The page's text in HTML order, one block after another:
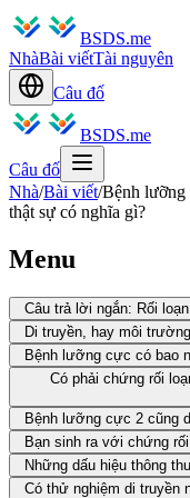
BSDS.me
NhàBài viếtTài nguyên
Câu đố
BSDS.me
Câu đố
Nhà/Bài viết/Bệnh lưỡng
thật sự có nghĩa gì?
Menu
Câu trả lời ngắn: Rối
Di truyền, hay môi
Bệnh lưỡng cực có bao
Có phải chứng rối
Bệnh lưỡng cực 2 cũng
Bạn sinh ra với chứng
Những dấu hiệu thông
Có thử nghiệm di truyền